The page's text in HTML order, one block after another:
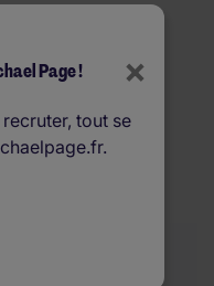
×
Page !
tout se